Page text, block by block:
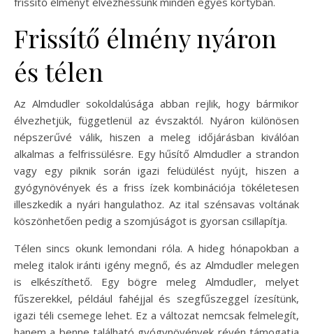
Frissítő élmény nyáron
és télen
Az Almdudler sokoldalúsága abban rejlik, hogy bármikor
élvezhetjük, függetlenül az évszaktól. Nyáron különösen
népszerűvé válik, hiszen a meleg időjárásban kiválóan
alkalmas a felfrissülésre. Egy hűsítő Almdudler a strandon
vagy egy piknik során igazi felüdülést nyújt, hiszen a
gyógynövények és a friss ízek kombinációja tökéletesen
illeszkedik a nyári hangulathoz. Az ital szénsavas voltának
köszönhetően pedig a szomjúságot is gyorsan csillapítja.
Télen sincs okunk lemondani róla. A hideg hónapokban a
meleg italok iránti igény megnő, és az Almdudler melegen
is elkészíthető. Egy bögre meleg Almdudler, melyet
fűszerekkel, például fahéjjal és szegfűszeggel ízesítünk,
igazi téli csemege lehet. Ez a változat nemcsak felmelegít,